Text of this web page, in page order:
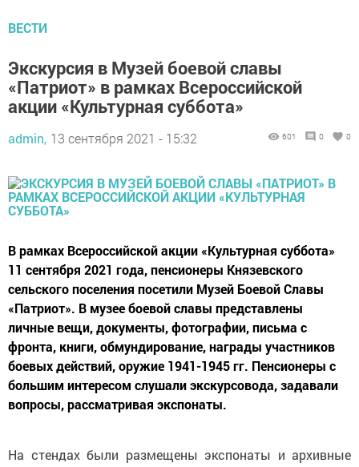
ВЕСТИ
Экскурсия в Музей боевой славы
«Патриот» в рамках Всероссийской
акции «Культурная суббота»
admin, 13 сентября 2021 - 15:32 601 0 0
В рамках Всероссийской акции «Культурная суббота»
11 сентября 2021 года, пенсионеры Князевского
сельского поселения посетили Музей Боевой Славы
«Патриот». В музее боевой славы представлены
личные вещи, документы, фотографии, письма с
фронта, книги, обмундирование, награды участников
боевых действий, оружие 1941-1945 гг. Пенсионеры с
большим интересом слушали экскурсовода, задавали
вопросы, рассматривая экспонаты.
На стендах были размещены экспонаты и архивные